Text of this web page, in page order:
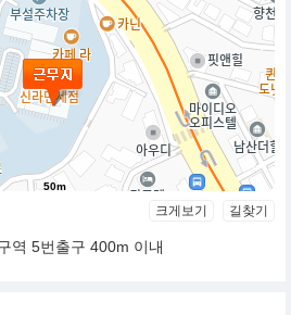
50m
크게보기 길찾기
역 5번출구 400m 이내